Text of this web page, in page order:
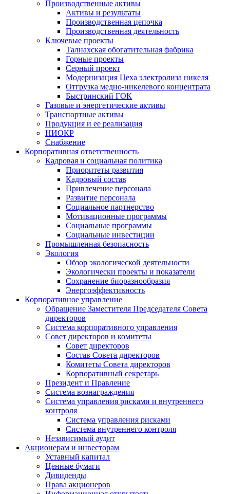
Производственные активы
Активы и результаты
Производственная цепочка
Производственная деятельность
Ключевые проекты
Талнахская обогатительная фабрика
Горные проекты
Серный проект
Модернизация Цеха электролиза никеля
Отгрузка медно-никелевого концентрата
Быстринский ГОК
Газовые и энергетические активы
Транспортные активы
Продукция и ее реализация
НИОКР
Снабжение
Корпоративная ответственность
Кадровая и социальная политика
Приоритеты развития
Кадровый состав
Привлечение персонала
Развитие персонала
Социальное партнерство
Мотивационные программы
Социальные программы
Социальные инвестиции
Промышленная безопасность
Экология
Обзор экологической деятельности
Экологически проекты и показатели
Сохранение биоразнообразия
Энергоэффективность
Корпоративное управление
Обращение Заместителя Председателя Совета
директоров
Система корпоративного управления
Совет директоров и комитеты
Совет директоров
Состав Совета директоров
Комитеты Совета директоров
Корпоративный секретарь
Президент и Правление
Система вознаграждения
Система управления рисками и внутреннего
контроля
Система управления рисками
Система внутреннего контроля
Независимый аудит
Акционерам и инвесторам
Уставный капитал
Ценные бумаги
Дивиденды
Права акционеров